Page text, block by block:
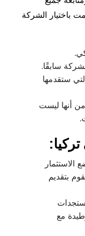
باختيار الشركة
سابقًا.
ستقدمها
أنها ليست
بتقديم
مع